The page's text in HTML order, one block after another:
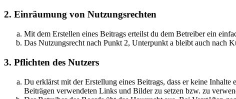
2. Einräumung von Nutzungsrechten
Mit dem Erstellen eines Beitrags erteilst du dem Betreiber ein
Das Nutzungsrecht nach Punkt 2, Unterpunkt a bleibt auch nach
3. Pflichten des Nutzers
Du erklärst mit der Erstellung eines Beitrags, dass er keine Inhalte
Beiträgen verwendeten Links und Bilder zu setzen bzw. zu